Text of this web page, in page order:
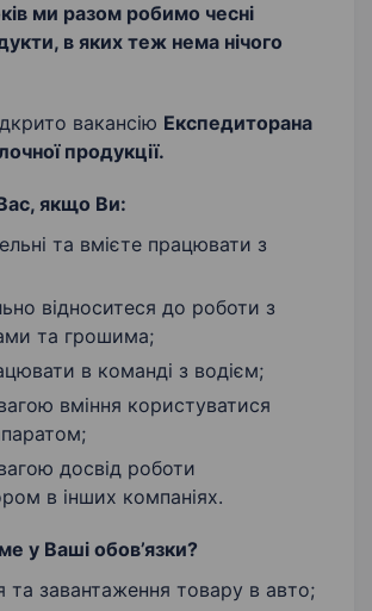
ми разом робимо чесні
в яких теж нема нічого
вакансію Експедиторана
продукції.
якщо Ви:
та вмієте працювати з
відноситеся до роботи з
та грошима;
в команді з водієм;
вміння користуватися
досвід роботи
в інших компаніях.
у Ваші обов’язки?
та завантаження товару в авто;